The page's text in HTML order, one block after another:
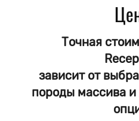
Выбор
Выбор цвета
Покрытие Масло -
Доставка до
Точная
зависит от
породы массива